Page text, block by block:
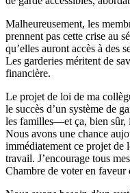
Malheureusement, les
prennent pas cette crise au
qu’elles auront accès à des
Les garderies méritent de
financière.
Le projet de loi de ma
le succès d’un système de
les familles—et ça, bien sûr,
Nous avons une chance
immédiatement ce projet de
travail. J’encourage tous
Chambre de voter en faveur